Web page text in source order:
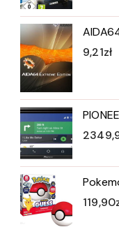
9,21zł
119,90